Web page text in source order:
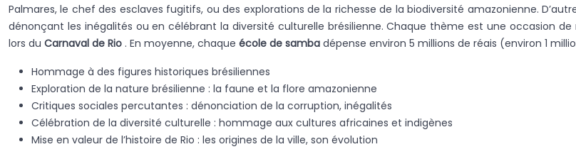
Palmares, le chef des esclaves fugitifs, ou des explorations de la richesse de la biodiversité amazonienne.
dénonçant les inégalités ou en célébrant la diversité culturelle brésilienne. Chaque thème est une occasion
lors du Carnaval de Rio . En moyenne, chaque école de samba dépense environ 5 millions de réais (environ 1
Hommage à des figures historiques brésiliennes
Exploration de la nature brésilienne : la faune et la flore amazonienne
Critiques sociales percutantes : dénonciation de la corruption, inégalités
Célébration de la diversité culturelle : hommage aux cultures africaines et indigènes
Mise en valeur de l’histoire de Rio : les origines de la ville, son évolution